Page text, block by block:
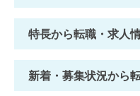
特長から転職・求人
新着・募集状況から